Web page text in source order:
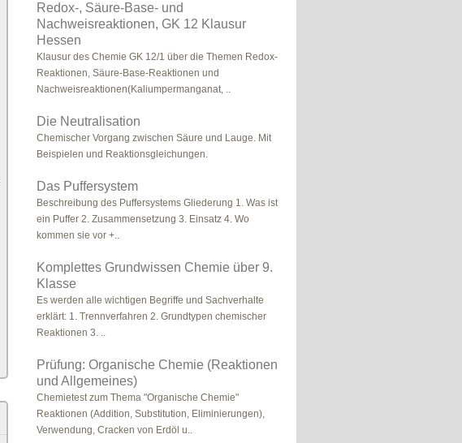
Redox-, Säure-Base- und
Nachweisreaktionen, GK 12 Klausur
Hessen
Klausur des Chemie GK 12/1 über die Themen Redox-
Reaktionen, Säure-Base-Reaktionen und
Nachweisreaktionen(Kaliumpermanganat, ..
Die Neutralisation
Chemischer Vorgang zwischen Säure und Lauge. Mit
Beispielen und Reaktionsgleichungen.
Das Puffersystem
Beschreibung des Puffersystems Gliederung 1. Was ist
ein Puffer 2. Zusammensetzung 3. Einsatz 4. Wo
kommen sie vor +..
Komplettes Grundwissen Chemie über 9.
Klasse
Es werden alle wichtigen Begriffe und Sachverhalte
erklärt: 1. Trennverfahren 2. Grundtypen chemischer
Reaktionen 3. ..
Prüfung: Organische Chemie (Reaktionen
und Allgemeines)
Chemietest zum Thema "Organische Chemie"
Reaktionen (Addition, Substitution, Eliminierungen),
Verwendung, Cracken von Erdöl u..